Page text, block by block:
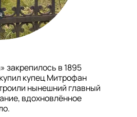
закрепилось в 1895
купец Митрофан
нынешний главный
вдохновлённое